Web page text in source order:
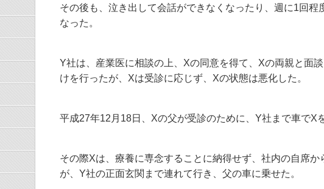
その後も、泣き出して会話ができなくなったり、週に1回程
なった。
Y社は、産業医に相談の上、Xの同意を得て、Xの両親と面
けを行ったが、Xは受診に応じず、Xの状態は悪化した。
平成27年12月18日、Xの父が受診のために、Y社まで車でX
その際Xは、療養に専念することに納得せず、社内の自席
が、Y社の正面玄関まで連れて行き、父の車に乗せた。